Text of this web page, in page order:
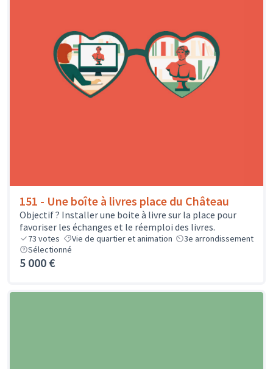
151 - Une boîte à livres place du Château
Objectif ? Installer une boite à livre sur la place pour
favoriser les échanges et le réemploi des livres.
73 votes Vie de quartier et animation
3e arrondissement
Sélectionné
5 000 €